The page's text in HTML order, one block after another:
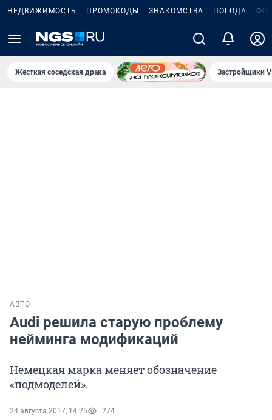
НЕДВИЖИМОСТЬ ПРОМОКОДЫ ЗНАКОМСТВА ПОГОДА
Жёсткая соседская драка Застройщики
АВТО
Audi решила старую проблему
нейминга модификаций
Немецкая марка меняет обозначение
«подмоделей».
24 августа 2017, 14:25 274